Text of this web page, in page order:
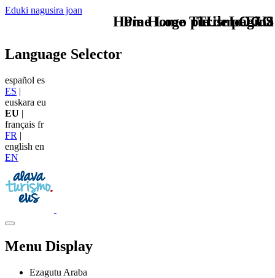
Eduki nagusira joan
TU - LOGO
Language Selector
español es
ES |
euskara eu
EU |
français fr
FR |
english en
EN
Menu Display
Ezagutu Araba
Home Logo pie de página
Pie Home Turismo EUS